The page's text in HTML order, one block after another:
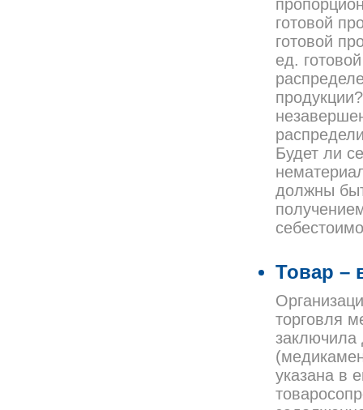
готовой
готовой
ед.
Будет ли
должны
Товар –
торговля
заключила
указана в